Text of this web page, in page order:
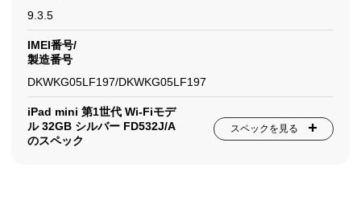
9.3.5
IMEI番号/
製造番号
DKWKG05LF197/DKWKG05LF197
iPad mini 第1世代 Wi-Fiモデ
ル 32GB シルバー FD532J/A
のスペック
スペックを見る